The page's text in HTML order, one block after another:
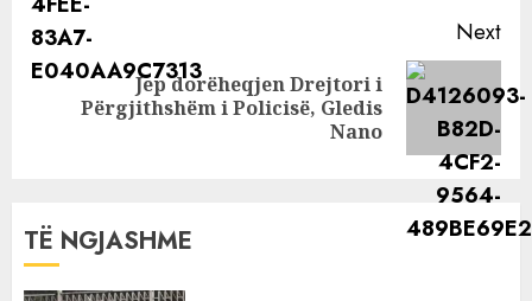
Next
Jep dorëheqjen Drejtori i
Përgjithshëm i Policisë, Gledis
Nano
TË NGJASHME